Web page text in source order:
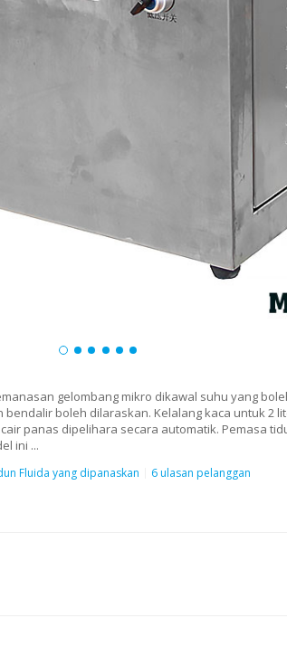
gelombang mikro dikawal suhu yang
boleh dilaraskan. Kelalang kaca untuk 2
panas dipelihara secara automatik. Pemasa
ini ...
Fluida yang dipanaskan 6 ulasan pelanggan